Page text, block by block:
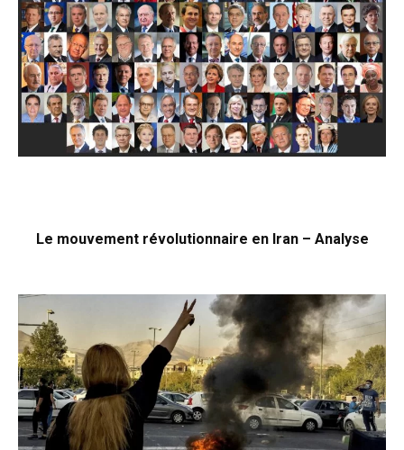
Le mouvement révolutionnaire en Iran – Analyse